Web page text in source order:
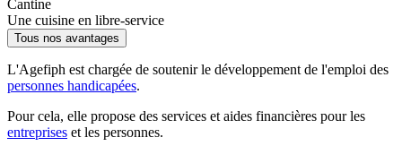
Cantine
Une cuisine en libre-service
Tous nos avantages
L'Agefiph est chargée de soutenir le développement de l'emploi des
personnes handicapées.
Pour cela, elle propose des services et aides financières pour les
entreprises et les personnes.